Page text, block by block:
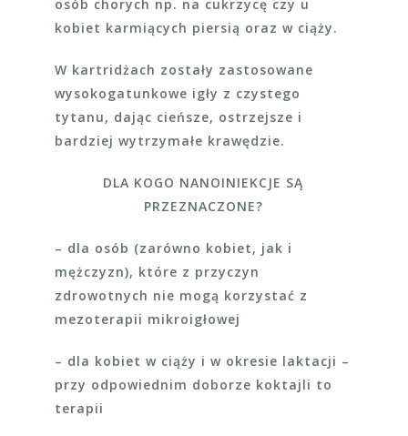
osób chorych np. na cukrzycę czy u
kobiet karmiących piersią oraz w ciąży.
W kartridżach zostały zastosowane
wysokogatunkowe igły z czystego
tytanu, dając cieńsze, ostrzejsze i
bardziej wytrzymałe krawędzie.
DLA KOGO NANOINIEKCJE SĄ
PRZEZNACZONE?
– dla osób (zarówno kobiet, jak i
mężczyzn), które z przyczyn
zdrowotnych nie mogą korzystać z
mezoterapii mikroigłowej
– dla kobiet w ciąży i w okresie laktacji –
przy odpowiednim doborze koktajli to
terapii